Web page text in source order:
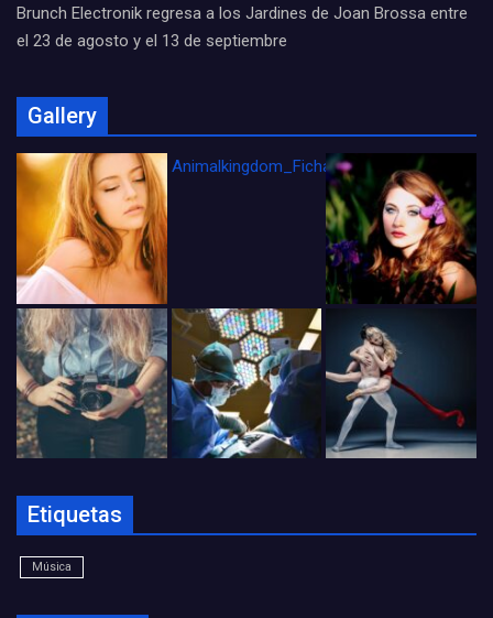
Brunch Electronik regresa a los Jardines de Joan Brossa entre
el 23 de agosto y el 13 de septiembre
Gallery
Animalkingdom_FichaCine
Etiquetas
Música